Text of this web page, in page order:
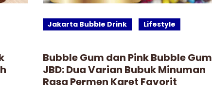
Jakarta Bubble Drink Lifestyle
Bubble Gum dan Pink Bubble Gum
JBD: Dua Varian Bubuk Minuman
Rasa Permen Karet Favorit